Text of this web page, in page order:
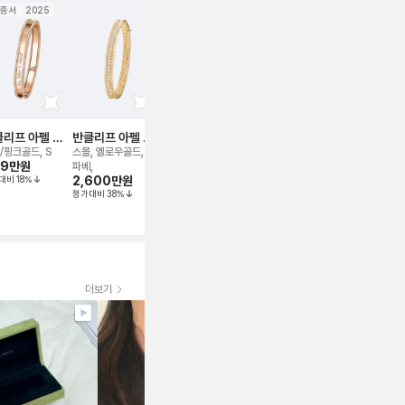
서 2025
리프 아펠 뻬
시그니처 브
슬릿
핑크골드, S
만원
비 18%
반클리프 아펠 뻬
를리 브레이슬릿
스몰, 옐로우골드, 풀
파베,
2,600만원
정가대비 38%
더보기